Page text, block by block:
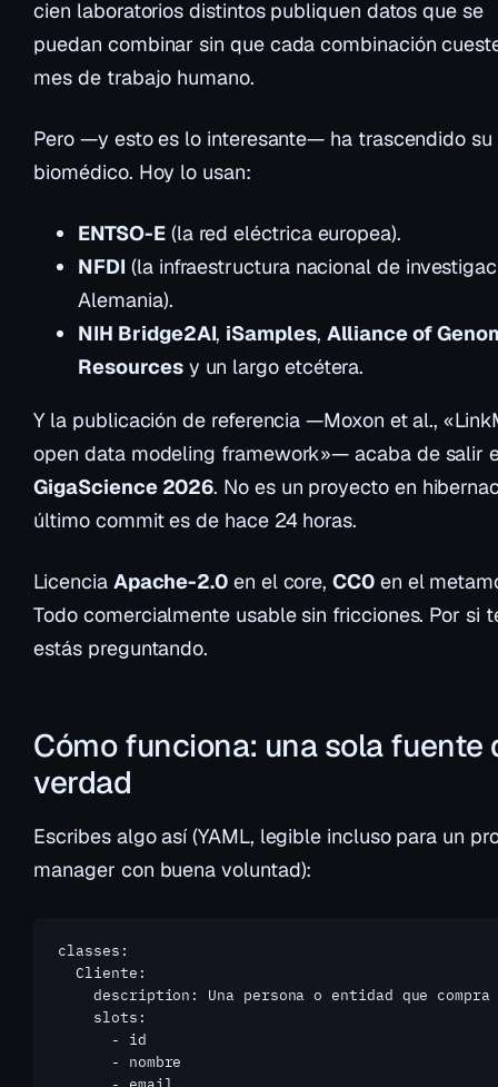
cien laboratorios distintos publiquen datos que se
puedan combinar sin que cada combinación
mes de trabajo humano.
Pero —y esto es lo interesante— ha trascendido su
biomédico. Hoy lo usan:
ENTSO-E(la red eléctrica europea).
NFDI (la infraestructura nacional de
Alemania).
NIH Bridge2AI, iSamples, Alliance of
Resourcesy un largo etcétera.
Y la publicación de referencia —Moxon et al.,
open data modeling framework»— acaba de salir
GigaScience 2026. No es un proyecto en
último commit es de hace 24 horas.
Licencia Apache-2.0 en el core,CC0en el
Todo comercialmente usable sin fricciones. Por si
estás preguntando.
Cómo funciona: una sola fuente
verdad
Escribes algo así (YAML, legible incluso para un
manager con buena voluntad):
classes:
  Cliente:
    description: Una persona o entidad que compra
    slots:
      - id
      - nombre